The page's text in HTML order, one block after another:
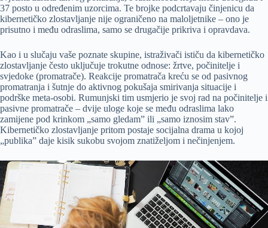
37 posto u određenim uzorcima. Te brojke podcrtavaju činjenicu da
kibernetičko zlostavljanje nije ograničeno na maloljetnike – ono je
prisutno i među odraslima, samo se drugačije prikriva i opravdava.
Kao i u slučaju vaše poznate skupine, istraživači ističu da kibernetičko
zlostavljanje često uključuje trokutne odnose: žrtve, počinitelje i
svjedoke (promatrače). Reakcije promatrača kreću se od pasivnog
promatranja i šutnje do aktivnog pokušaja smirivanja situacije i
podrške meta-osobi. Rumunjski tim usmjerio je svoj rad na počinitelje i
pasivne promatrače – dvije uloge koje se među odraslima lako
zamijene pod krinkom „samo gledam” ili „samo iznosim stav”.
Kibernetičko zlostavljanje pritom postaje socijalna drama u kojoj
„publika” daje kisik sukobu svojom znatiželjom i nečinjenjem.